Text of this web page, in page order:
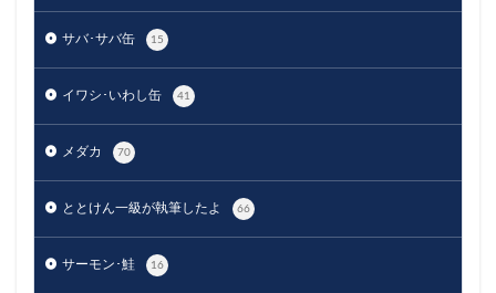
サバ･サバ缶 15
イワシ･いわし缶 41
メダカ 70
ととけん一級が執筆したよ 66
サーモン･鮭 16